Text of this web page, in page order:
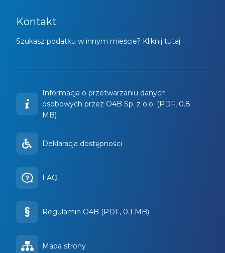
Kontakt
Szukasz podatku w innym mieście? Kliknij tutaj
Informacja o przetwarzaniu danych
osobowych przez O4B Sp. z o.o. (PDF, 0.8
MB)
Deklaracja dostępności
FAQ
Regulamin O4B (PDF, 0.1 MB)
Mapa strony